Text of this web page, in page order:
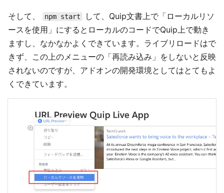
そして、 npm start
して、Quip文書上で「ローカルリソ
ースを使用」にするとローカルのコードでQuip上で動き
ますし、なかなかよくできています。ライブリロードはで
きず、この上のメニューの「再読み込み」をしないと反映
されないのですが、アドオンの開発環境としてはとてもよ
くできています。